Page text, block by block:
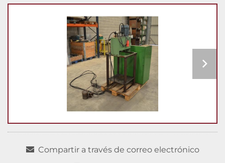
Compartir a través de correo electrónico